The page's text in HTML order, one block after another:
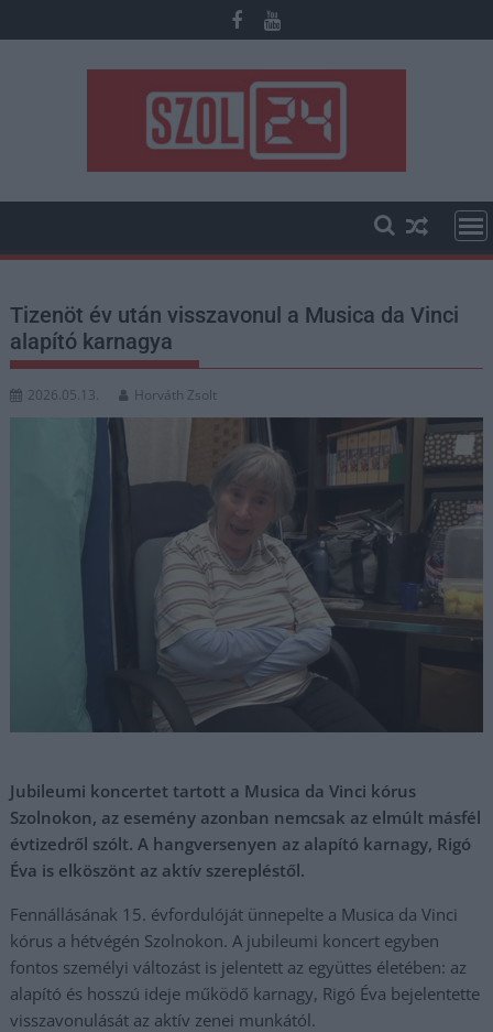
to
Tizenöt év után visszavonul a Musica da Vinci
alapító karnagya
2026.05.13. Horváth Zsolt
Jubileumi koncertet tartott a Musica da Vinci kórus
Szolnokon, az esemény azonban nemcsak az elmúlt másfél
évtizedről szólt. A hangversenyen az alapító karnagy, Rigó
Éva is elköszönt az aktív szerepléstől.
Fennállásának 15. évfordulóját ünnepelte a Musica da Vinci
kórus a hétvégén Szolnokon. A jubileumi koncert egyben
fontos személyi változást is jelentett az együttes életében: az
alapító és hosszú ideje működő karnagy, Rigó Éva bejelentette
visszavonulását az aktív zenei munkától.